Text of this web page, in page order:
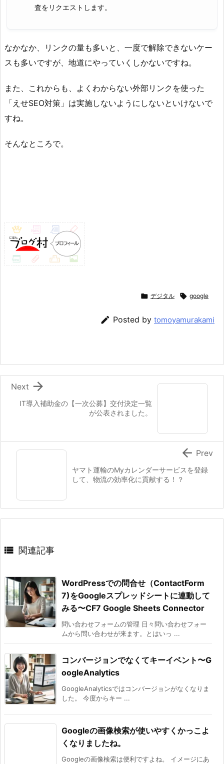
査をリクエストします。
なかなか、リンクの量も多いと、一度で解除できないケー
スも多いですが、地道にやっていくしかないですね。
また、これからも、よくわからない外部リンクを使った
「えせSEO対策」は実施しないようにしないといけないで
すね。
そんなところで。
 デジタル  google
 Posted by tomoyamurakami
IT導入補助金の【一次公募】交付決定一覧
が公表されました。

Next
ヤマト運輸のMyカレンダーサービスを登録
して、物流の効率化に貢献する！？
 Prev
 関連記事
WordPressでの問合せ（ContactForm
7)をGoogleスプレッドシートに連動して
みる〜CF7 Google Sheets Connector
問い合わせフォームの管理 日々問い合わせフォー
ムから問い合わせが来ます。とはいっ ...
コンバージョンでなくてキーイベント〜G
oogleAnalytics
GoogleAnalyticsではコンバージョンがなくなりま
した。 今度からキー ...
Googleの画像検索が使いやすくかっこよ
くなりましたね。
Googleの画像検索は便利ですよね。 イメージにあ